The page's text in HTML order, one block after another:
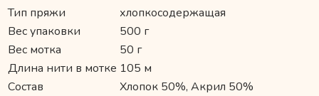
Тип пряжи
хлопкосодержащая
Вес упаковки
500 г
Вес мотка
50 г
Длина нити в мотке 105 м
Состав
Хлопок 50%, Акрил 50%